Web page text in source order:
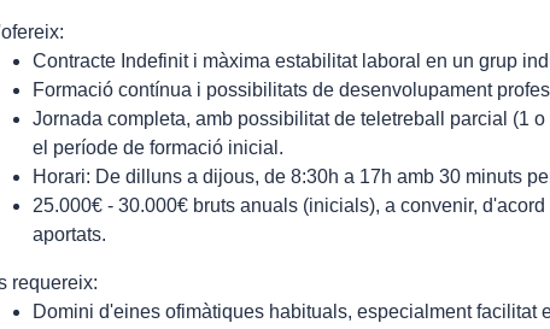
Contracte Indefinit i màxima estabilitat laboral en un grup
Formació contínua i possibilitats de desenvolupament
Jornada completa, amb possibilitat de teletreball parcial (1
el període de formació inicial.
Horari: De dilluns a dijous, de 8:30h a 17h amb 30 minuts
25.000€ - 30.000€ bruts anuals (inicials), a convenir,
aportats.
requereix:
Domini d'eines ofimàtiques habituals, especialment facilitat